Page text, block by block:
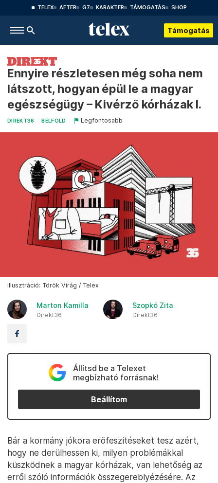
TELEX AFTER G7 KARAKTER TÁMOGATÁS SHOP
Támogatás
Ennyire részletesen még soha nem
látszott, hogyan épül le a magyar
egészségügy – Kivérző kórházak I.
DIREKT36 BELFÖLD Legfontosabb
Illusztráció: Török Virág / Telex
Marton Kamilla
Direkt36
Szopkó Zita
Direkt36
Állítsd be a Telexet
megbízható forrásnak!
Beállítom
Bár a kormány jókora erőfeszítéseket tesz azért,
hogy ne derülhessen ki, milyen problémákkal
küszködnek a magyar kórházak, van lehetőség az
erről szóló információk összegereblyézésére. Az